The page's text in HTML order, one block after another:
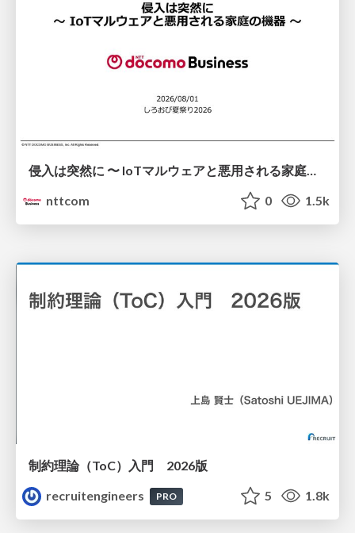
侵入は突然に 〜 IoTマルウェアと悪用される家庭の機器 ～ / When Intrusion Strikes: IoT Malware and the Abuse of Home Devices
nttcom
0 1.5k
制約理論（ToC）入門 2026版
recruitengineers
PRO 5 1.8k